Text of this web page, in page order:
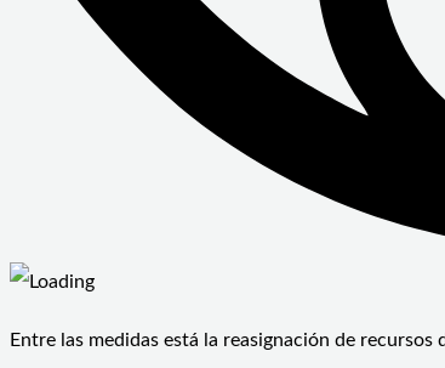
Entre las medidas está la reasignación de